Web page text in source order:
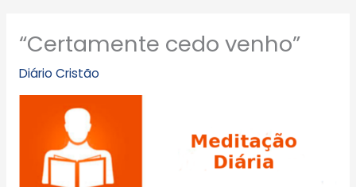
“Certamente cedo venho”
Diário Cristão